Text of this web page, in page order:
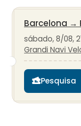
Barcelona →
sábado, 8/08,
Grandi Navi
Pesquisa